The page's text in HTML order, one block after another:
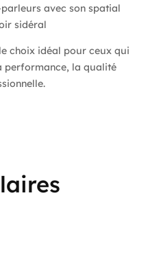
avec son spatial
sidéral
choix idéal pour ceux qui
performance, la qualité